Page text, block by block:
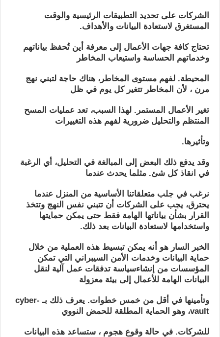
الشركات على تحديد التطبيقات الرئيسية والوقت
المستغرق لاستعادة البيانات والأهداف.
تحتاج كافة جهات الأعمال إلى معرفة أين تُحفظ بياناتهم
وخدماتهم الحساسة واستيعاب المخاطر
المحيطة. لفهم مستوى المخاطر، هناك حاجة لتبني نهج
مرن ، لأن المخاطر تتغير كل يوم في ظل
تغير الأعمال المستمر. لهذا السبب، تعد عمليات المسح
المنتظم والتحليل ضرورية لفهم هذه التغييرات
وتأثيرها.
وقد يدفع ذلك البعض إلى المبالغة في التحليل، أي الرغبة
في انقاذ كل شئ. مثلما يحدث عندما
نرغب في جلب متعلقاتنا الأساسية من المنزل عندما
يحترق، يجب على الشركات أن تتبني نفس النهج وتتخذ
القرار بشأن بياناتها الهامة فقط حتى يمكن حمايتها
واستخدامها لاستعادة البيانات بعد ذلك.
الخبر السار هو أنه يمكن تبسيط هذه العملية من خلال
حماية البيانات وخدمات الأمن السيبراني التي تمكن
المؤسسات من إنشاءسياسة تدفقات عمل آلية لنقل
البيانات الهامة للأعمال إلى بيئة معزولة
وتأمينها في أقل من خمس خطوات. يعرف ذلك بـ cyber-
vault، وهو الحماية المطلقة للحمض النووي
للشركات. في حالة وقوع هجوم ، ستساعد هذه البيانات